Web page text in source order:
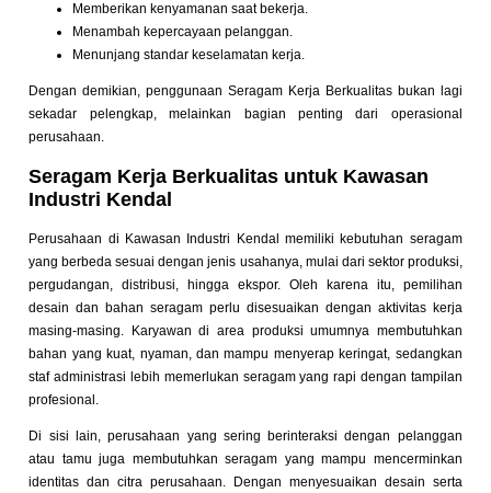
Memberikan kenyamanan saat bekerja.
Menambah kepercayaan pelanggan.
Menunjang standar keselamatan kerja.
Dengan demikian, penggunaan Seragam Kerja Berkualitas bukan lagi
sekadar pelengkap, melainkan bagian penting dari operasional
perusahaan.
Seragam Kerja Berkualitas untuk Kawasan
Industri Kendal
Perusahaan di Kawasan Industri Kendal memiliki kebutuhan seragam
yang berbeda sesuai dengan jenis usahanya, mulai dari sektor produksi,
pergudangan, distribusi, hingga ekspor. Oleh karena itu, pemilihan
desain dan bahan seragam perlu disesuaikan dengan aktivitas kerja
masing-masing. Karyawan di area produksi umumnya membutuhkan
bahan yang kuat, nyaman, dan mampu menyerap keringat, sedangkan
staf administrasi lebih memerlukan seragam yang rapi dengan tampilan
profesional.
Di sisi lain, perusahaan yang sering berinteraksi dengan pelanggan
atau tamu juga membutuhkan seragam yang mampu mencerminkan
identitas dan citra perusahaan. Dengan menyesuaikan desain serta